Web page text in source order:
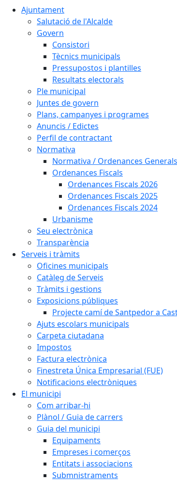
Ajuntament
Salutació de l'Alcalde
Govern
Consistori
Tècnics municipals
Pressupostos i plantilles
Resultats electorals
Ple municipal
Juntes de govern
Plans, campanyes i programes
Anuncis / Edictes
Perfil de contractant
Normativa
Normativa / Ordenances Generals
Ordenances Fiscals
Ordenances Fiscals 2026
Ordenances Fiscals 2025
Ordenances Fiscals 2024
Urbanisme
Seu electrònica
Transparència
Serveis i tràmits
Oficines municipals
Catàleg de Serveis
Tràmits i gestions
Exposicions públiques
Projecte camí de Santpedor a
Ajuts escolars municipals
Carpeta ciutadana
Impostos
Factura electrònica
Finestreta Única Empresarial (FUE)
Notificacions electròniques
El municipi
Com arribar-hi
Plànol / Guia de carrers
Guia del municipi
Equipaments
Empreses i comerços
Entitats i associacions
Submnistraments